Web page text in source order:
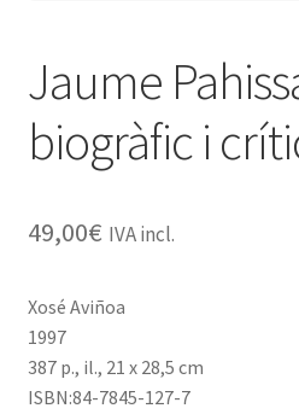
Jaume
biogràfic i
49,00€ IVA incl.
Xosé Aviñoa
1997
387 p., il., 21 x 28,5 cm
ISBN:84-7845-127-7